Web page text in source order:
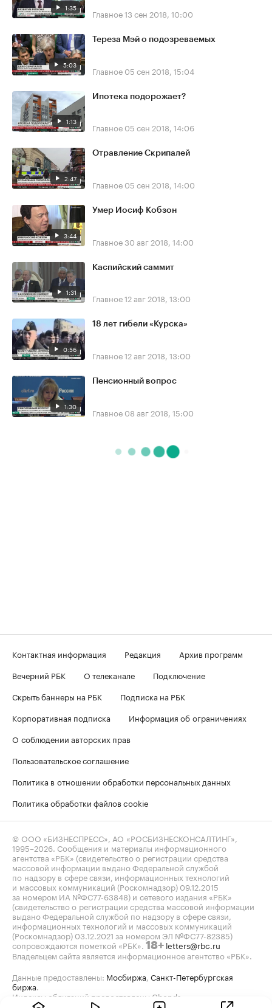
1:35 Главное13 сен 2018, 10:00
5:03
Тереза Мэй о подозреваемых
Главное 05 сен 2018, 15:04
1:13
Ипотека подорожает?
Главное 05 сен 2018, 14:06
2:47
Отравление Скрипалей
Главное 05 сен 2018, 14:00
3:44
Умер Иосиф Кобзон
Главное30 авг 2018, 14:00
1:31
Каспийский саммит
Главное12 авг 2018, 13:00
0:56
18 лет гибели «Курска»
Главное12 авг 2018, 13:00
1:30
Пенсионный вопрос
Главное 08 авг 2018, 15:00
Контактная информация Редакция
Архив программ
Вечерний РБК
О телеканале
Подключение
Скрыть баннеры на РБК
Подписка на РБК
Корпоративная подписка
Информация об ограничениях
О соблюдении авторских прав
Пользовательское соглашение
Политика в отношении обработки персональных данных
Политика обработки файлов cookie
© ООО «БИЗНЕСПРЕСС», АО «РОСБИЗНЕСКОНСАЛТИНГ»,
1995–2026 . Сообщения и материалы информационного
агентства «РБК» (свидетельство о регистрации средства
массовой информации выдано Федеральной службой
по надзору в сфере связи, информационных технологий
и массовых коммуникаций (Роскомнадзор) 09.12.2015
за номером ИА №ФС77-63848) и сетевого издания «РБК»
(свидетельство о регистрации средства массовой информации
выдано Федеральной службой по надзору в сфере связи,
информационных технологий и массовых коммуникаций
(Роскомнадзор) 03.12.2021 за номером ЭЛ №ФС77-82385)
сопровождаются пометкой «РБК». 18+ letters@rbc.ru
Владельцем сайта является информационное агентство «РБК».
Данные предоставлены: Мосбиржа Санкт-Петербургская
биржа
Индексы облигаций предоставлены Cbonds.